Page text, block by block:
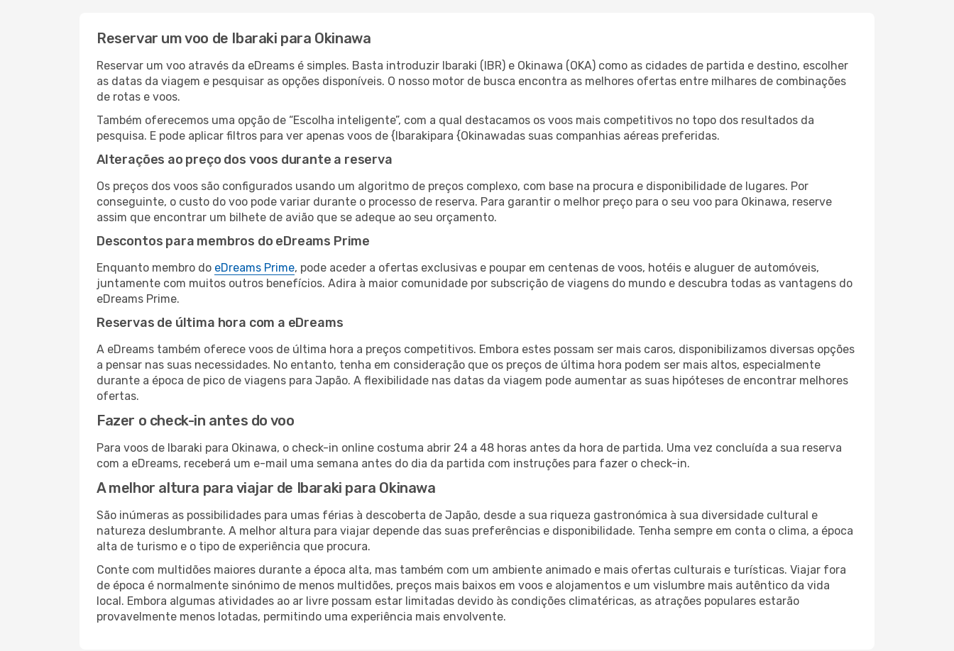
Reservar um voo de Ibaraki para Okinawa
Reservar um voo através da eDreams é simples. Basta introduzir Ibaraki (IBR) e Okinawa (OKA) como as cidades de partida e destino, escolher
as datas da viagem e pesquisar as opções disponíveis. O nosso motor de busca encontra as melhores ofertas entre milhares de combinações
de rotas e voos.
Também oferecemos uma opção de “Escolha inteligente”, com a qual destacamos os voos mais competitivos no topo dos resultados da
pesquisa. E pode aplicar filtros para ver apenas voos de {Ibarakipara {Okinawadas suas companhias aéreas preferidas.
Alterações ao preço dos voos durante a reserva
Os preços dos voos são configurados usando um algoritmo de preços complexo, com base na procura e disponibilidade de lugares. Por
conseguinte, o custo do voo pode variar durante o processo de reserva. Para garantir o melhor preço para o seu voo para Okinawa, reserve
assim que encontrar um bilhete de avião que se adeque ao seu orçamento.
Descontos para membros do eDreams Prime
Enquanto membro do eDreams Prime, pode aceder a ofertas exclusivas e poupar em centenas de voos, hotéis e aluguer de automóveis,
juntamente com muitos outros benefícios. Adira à maior comunidade por subscrição de viagens do mundo e descubra todas as vantagens do
eDreams Prime.
Reservas de última hora com a eDreams
A eDreams também oferece voos de última hora a preços competitivos. Embora estes possam ser mais caros, disponibilizamos diversas opções
a pensar nas suas necessidades. No entanto, tenha em consideração que os preços de última hora podem ser mais altos, especialmente
durante a época de pico de viagens para Japão. A flexibilidade nas datas da viagem pode aumentar as suas hipóteses de encontrar melhores
ofertas.
Fazer o check-in antes do voo
Para voos de Ibaraki para Okinawa, o check-in online costuma abrir 24 a 48 horas antes da hora de partida. Uma vez concluída a sua reserva
com a eDreams, receberá um e-mail uma semana antes do dia da partida com instruções para fazer o check-in.
A melhor altura para viajar de Ibaraki para Okinawa
São inúmeras as possibilidades para umas férias à descoberta de Japão, desde a sua riqueza gastronómica à sua diversidade cultural e
natureza deslumbrante. A melhor altura para viajar depende das suas preferências e disponibilidade. Tenha sempre em conta o clima, a época
alta de turismo e o tipo de experiência que procura.
Conte com multidões maiores durante a época alta, mas também com um ambiente animado e mais ofertas culturais e turísticas. Viajar fora
de época é normalmente sinónimo de menos multidões, preços mais baixos em voos e alojamentos e um vislumbre mais autêntico da vida
local. Embora algumas atividades ao ar livre possam estar limitadas devido às condições climatéricas, as atrações populares estarão
provavelmente menos lotadas, permitindo uma experiência mais envolvente.